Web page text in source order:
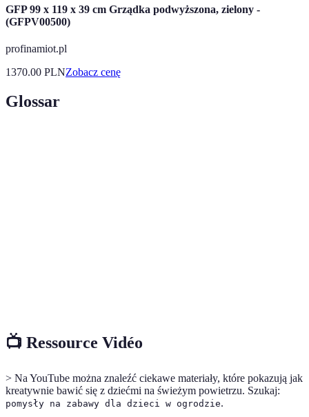
GFP 99 x 119 x 39 cm Grządka podwyższona, zielony -
(GFPV00500)
profinamiot.pl
1370.00 PLNZobacz cenę
Glossar
📺 Ressource Vidéo
> Na YouTube można znaleźć ciekawe materiały, które pokazują jak
kreatywnie bawić się z dziećmi na świeżym powietrzu. Szukaj:
pomysły na zabawy dla dzieci w ogrodzie.